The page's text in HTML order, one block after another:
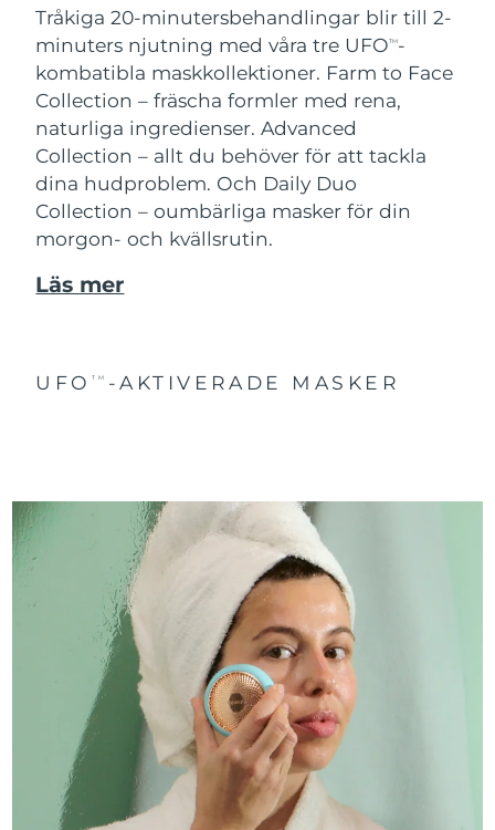
Tråkiga 20-minutersbehandlingar blir till 2-
minuters njutning med våra tre UFOTM-
kombatibla maskkollektioner. Farm to Face
Collection – fräscha formler med rena,
naturliga ingredienser. Advanced
Collection – allt du behöver för att tackla
dina hudproblem. Och Daily Duo
Collection – oumbärliga masker för din
morgon- och kvällsrutin.
Läs mer
UFO TM -AKTIVERADE MASKER